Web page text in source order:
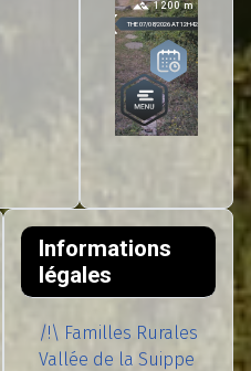
Informations
légales
/!\ Familles Rurales
Vallée de la Suippe